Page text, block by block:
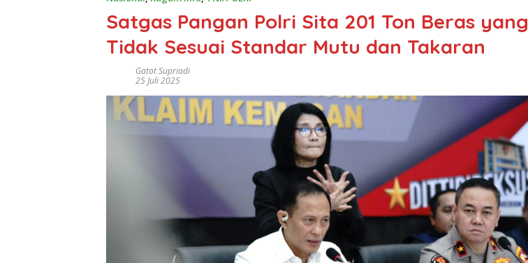
Satgas Pangan Polri Sita 201 Ton Beras yang
Tidak Sesuai Standar Mutu dan Takaran
Gatot Supriadi
25 Juli 2025